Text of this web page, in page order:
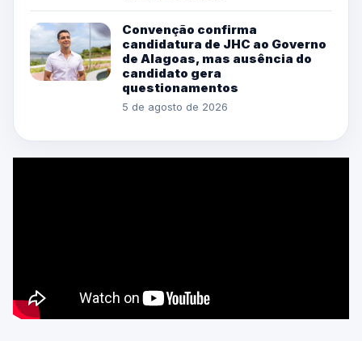
Convenção confirma
candidatura de JHC ao Governo
de Alagoas, mas ausência do
candidato gera
questionamentos
5 de agosto de 2026